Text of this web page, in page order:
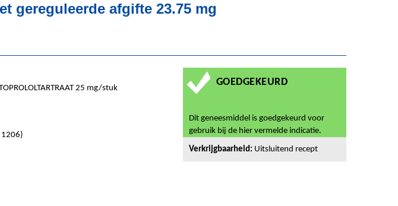
gereguleerde afgifte 23.75 mg
25 mg/stuk
1206)
GOEDGEKEURD
Dit geneesmiddel is goedgekeurd voor
gebruik bij de hier vermelde indicatie.
Verkrijgbaarheid: Uitsluitend recept